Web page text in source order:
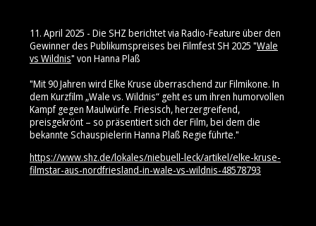
11. April 2025 - Die SHZ berichtet via Radio-Feature über den
Gewinner des Publikumspreises bei Filmfest SH 2025 "Wale
vs Wildnis" von Hanna Plaß
"Mit 90 Jahren wird Elke Kruse überraschend zur Filmikone. In
dem Kurzfilm „Wale vs. Wildnis“ geht es um ihren humorvollen
Kampf gegen Maulwürfe. Friesisch, herzergreifend,
preisgekrönt – so präsentiert sich der Film, bei dem die
bekannte Schauspielerin Hanna Plaß Regie führte."
https://www.shz.de/lokales/niebuell-leck/artikel/elke-kruse-
filmstar-aus-nordfriesland-in-wale-vs-wildnis-48578793